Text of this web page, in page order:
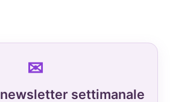
settimanale